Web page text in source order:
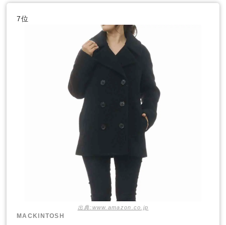
7位
出典:www.amazon.co.jp
MACKINTOSH